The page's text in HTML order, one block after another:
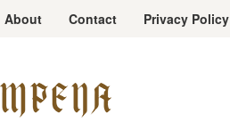
About Contact Privacy Policy